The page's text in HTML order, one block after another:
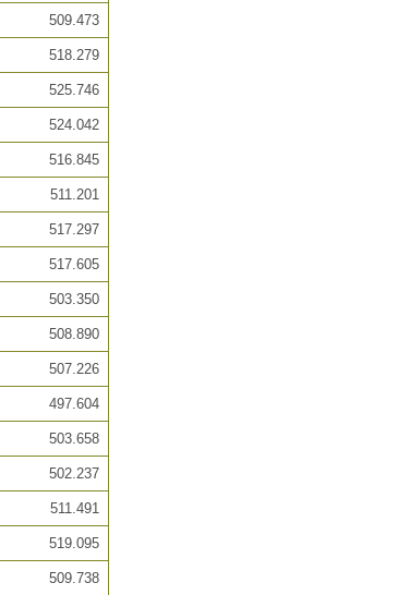
509.473
518.279
525.746
524.042
516.845
511.201
517.297
517.605
503.350
508.890
507.226
497.604
503.658
502.237
511.491
519.095
509.738